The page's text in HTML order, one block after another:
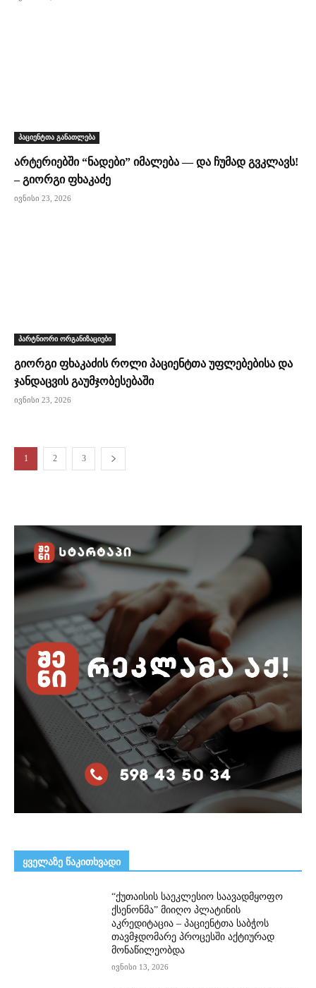
პაციენტთა განათლება
არტერიებში “ნადები” იმალება — და ჩუმად გვკლავს!
– გიორგი ფხაკაძე
ივნისი 23, 2026
პარტნიორი ორგანიზაციები
გიორგი ფხაკაძის როლი პაციენტთა უფლებებისა და
ჯანდაცვის გაუმჯობესებაში
ივნისი 23, 2026
1 2 3
ᲧᲕᲔᲚᲐᲖᲔ ᲬᲐᲙᲘᲗᲮᲕᲐᲓᲘ
“ქუთაისის საეკლესიო საავადმყოფო
ქსენონმა” მიიღო პლატინის
აკრედიტაცია – პაციენტთა საბჭოს
თავმჯდომარე პროცესში აქტიურად
მონაწილეობდა
ივნისი 13, 2026